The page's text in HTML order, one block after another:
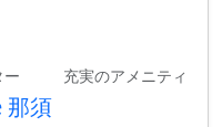
ー 充実のアメニティ
那須